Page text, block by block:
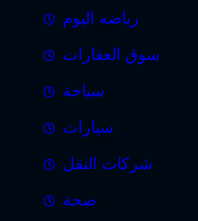
رياضه اليوم
سوق العقارات
سياحة
سيارات
شركات النقل
صحة